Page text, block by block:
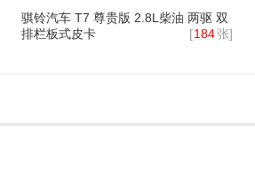
骐铃汽车 T7 尊贵版 2.8L柴油 两驱 双
排栏板式皮卡
[184张]